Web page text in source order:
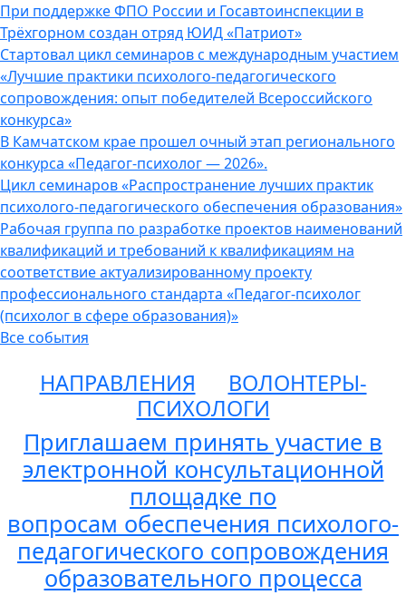
При поддержке ФПО России и Госавтоинспекции в
Трёхгорном создан отряд ЮИД «Патриот»
Стартовал цикл семинаров с международным участием
«Лучшие практики психолого-педагогического
сопровождения: опыт победителей Всероссийского
конкурса»
В Камчатском крае прошел очный этап регионального
конкурса «Педагог-психолог — 2026».
Цикл семинаров «Распространение лучших практик
психолого-педагогического обеспечения образования»
Рабочая группа по разработке проектов наименований
квалификаций и требований к квалификациям на
соответствие актуализированному проекту
профессионального стандарта «Педагог-психолог
(психолог в сфере образования)»
Все события
НАПРАВЛЕНИЯ
ВОЛОНТЕРЫ-
ПСИХОЛОГИ
Приглашаем принять участие в
электронной консультационной
площадке по
вопросам обеспечения психолого-
педагогического сопровождения
образовательного процесса